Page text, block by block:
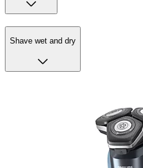
Shave wet and dry